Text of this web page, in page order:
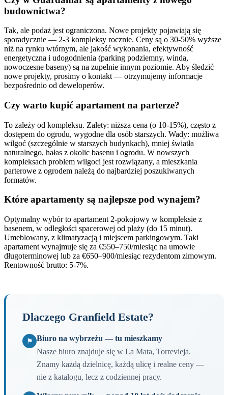
budownictwa?
Tak, ale podaż jest ograniczona. Nowe projekty pojawiają się
sporadycznie — 2-3 kompleksy rocznie. Ceny są o 30-50% wyższe
niż na rynku wtórnym, ale jakość wykonania, efektywność
energetyczna i udogodnienia (parking podziemny, winda,
nowoczesne baseny) są na zupełnie innym poziomie. Aby śledzić
nowe projekty, prosimy o kontakt — otrzymujemy informacje
bezpośrednio od deweloperów.
Czy warto kupić apartament na parterze?
To zależy od kompleksu. Zalety: niższa cena (o 10-15%), często z
dostępem do ogrodu, wygodne dla osób starszych. Wady: możliwa
wilgoć (szczególnie w starszych budynkach), mniej światła
naturalnego, hałas z okolic basenu i ogrodu. W nowszych
kompleksach problem wilgoci jest rozwiązany, a mieszkania
parterowe z ogrodem należą do najbardziej poszukiwanych
formatów.
Które apartamenty są najlepsze pod wynajem?
Optymalny wybór to apartament 2-pokojowy w kompleksie z
basenem, w odległości spacerowej od plaży (do 15 minut).
Umeblowany, z klimatyzacją i miejscem parkingowym. Taki
apartament wynajmuje się za €550–750/miesiąc na umowie
długoterminowej lub za €650–900/miesiąc rezydentom zimowym.
Rentowność brutto: 5-7%.
Dlaczego Granfield Estate?
⚑ Biuro na wybrzeżu — tu mieszkamy
Nasze biuro znajduje się w La Mata, Torrevieja.
Znamy każdą dzielnicę, każdą ulicę i realne ceny —
nie z katalogu, lecz z codziennej pracy.